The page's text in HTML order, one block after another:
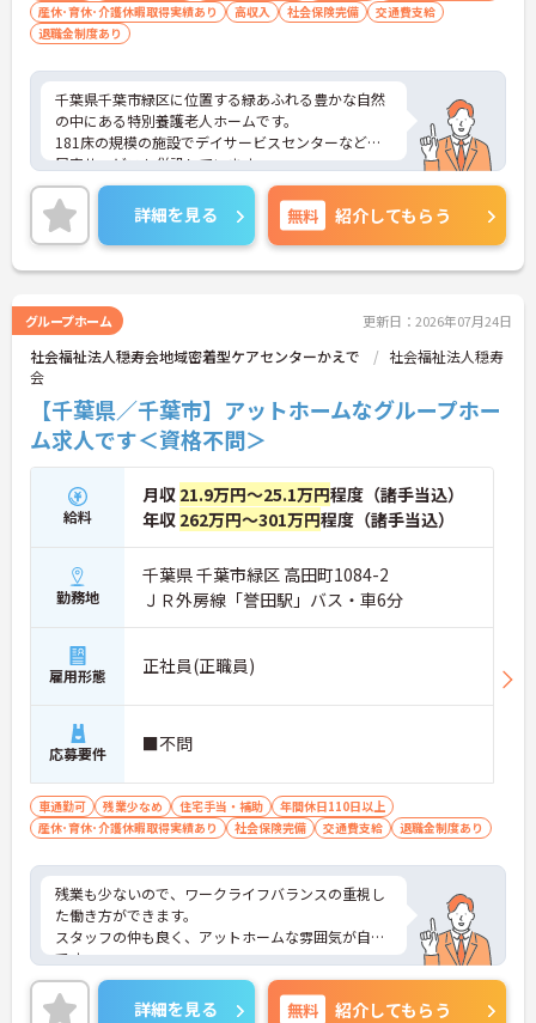
産休･育休･介護休暇取得実績あり
高収入 社会保険完備
交通費支給
退職金制度あり
千葉県千葉市緑区に位置する緑あふれる豊かな自然
の中にある特別養護老人ホームです。
181床の規模の施設でデイサービスセンターなどの
居宅サービスも併設しています。
地域の高齢者福祉を最前線で支えていただくことに
なります。
ご興味ある方には、面接対策ポイントなど、さらに
詳細をお話しいたしますのでお気軽にご相談くださ
い。
詳細を見る 無料 紹介してもらう
グループホーム 更新日：2026年07月24日
社会福祉法人穏寿会地域密着型ケアセンターかえで
社会福祉法人穏寿
会
【千葉県／千葉市】アットホームなグループホー
ム求人です＜資格不問＞
給料
月収 21.9万円～25.1万円程度（諸手当込）
年収 262万円～301万円程度（諸手当込）
勤務地
千葉県 千葉市緑区 高田町1084-2
ＪＲ外房線「誉田駅」バス・車6分
雇用形態 正社員(正職員)
応募要件 ■不問
車通勤可 残業少なめ 住宅手当・補助
年間休日110日以上
産休･育休･介護休暇取得実績あり
社会保険完備 交通費支給 退職金制度あり
残業も少ないので、ワークライフバランスの重視し
た働き方ができます。
スタッフの仲も良く、アットホームな雰囲気が自慢
です。
ご興味ある方には、面接対策ポイントなど、詳細を
お話しいたしますのでお気軽にご相談ください。
詳細を見る 無料 紹介してもらう